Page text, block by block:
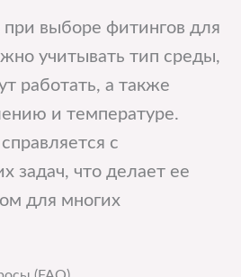
при выборе фитингов для
учитывать тип среды,
работать, а также
и температуре.
с
задач, что делает ее
для многих